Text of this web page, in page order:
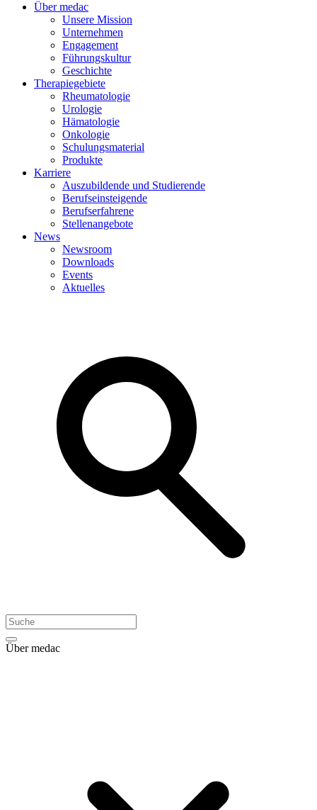
Über medac
Unsere Mission
Unternehmen
Engagement
Führungskultur
Geschichte
Therapiegebiete
Rheumatologie
Urologie
Hämatologie
Onkologie
Schulungsmaterial
Produkte
Karriere
Auszubildende und Studierende
Berufseinsteigende
Berufserfahrene
Stellenangebote
News
Newsroom
Downloads
Events
Aktuelles
Über medac